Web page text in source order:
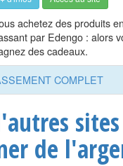
achetez des produits en
par Edengo : alors
des cadeaux.
COMPLET
sites
de